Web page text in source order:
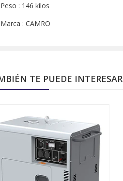
Peso : 146 kilos
Marca : CAMRO
TE PUEDE INTERESAR